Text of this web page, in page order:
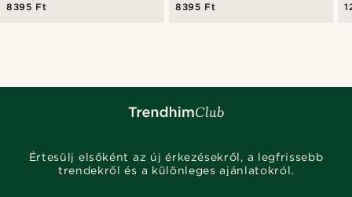
8395 Ft 8395 Ft
Értesülj elsőként az új érkezésekről, a legfrissebb
trendekről és a különleges ajánlatokról.